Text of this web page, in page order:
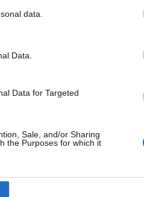
data.
Data.
Data for Targeted
Sale, and/or Sharing
the Purposes for which it